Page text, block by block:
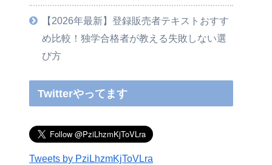
【2026年最新】登録販売者テキストおすす
め比較！独学合格者が教える失敗しない選
び方
Twitterやってます
Tweets by PziLhzmKjToVLra